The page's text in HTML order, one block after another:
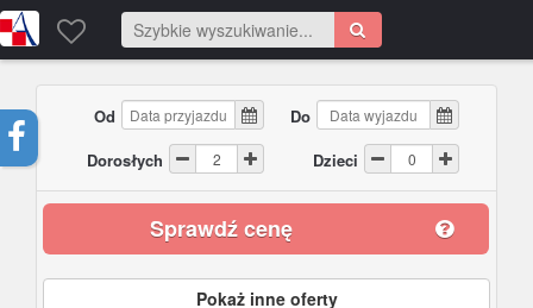
Od
Do
Dorosłych
Dzieci
Sprawdź cenę
Pokaż inne oferty